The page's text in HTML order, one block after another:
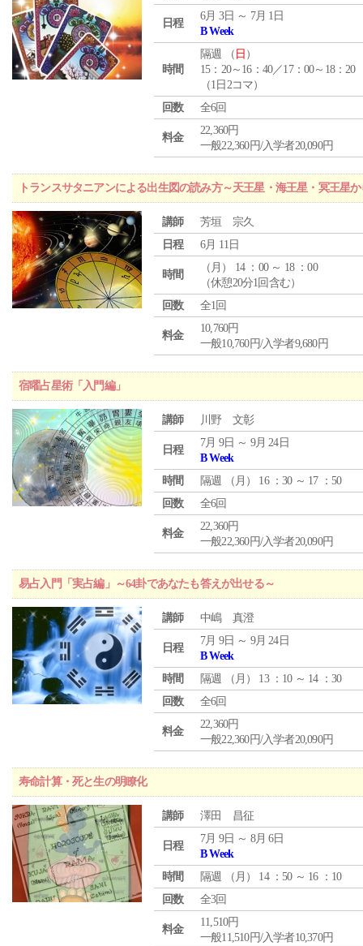
日程
6月 3日 ～ 7月 1日
B Week
時間
隔週 （ 日 ）
15：20～16：40／17：00～18：20
（1日2コマ）
回数
全6回
料金
22,360円
一般22,360円/入学者20,090円
トランスサタニアンによる出生図の読み方～天王星・海王星・冥王星
講師
芳垣 宗久
日程
6月 11日
時間
（ 月 ） 14 ：00 ～ 18 ：00
（休憩20分1回含む）
回数
全1回
料金
10,760円
一般10,760円/入学者9,680円
宿曜占星術「入門編」
講師 川野 文彰
日程
7月 9日 ～ 9月 24日
B Week
時間
隔週 （ 月 ） 16 ：30 ～ 17 ：50
回数
全6回
料金
22,360円
一般22,360円/入学者20,090円
易占入門「実占編」～64卦であなたも答えが出せる～
講師 中嶋 真澄
日程
7月 9日 ～ 9月 24日
B Week
時間
隔週 （ 月 ） 13 ：10 ～ 14 ：30
回数
全6回
料金
22,360円
一般22,360円/入学者20,090円
寿命計算・死と生の明瞭化
講師 澤田 昌征
日程
7月 9日 ～ 8月 6日
B Week
時間
隔週 （ 月 ） 14 ：50 ～ 16 ：10
回数
全3回
料金
11,510円
一般11,510円/入学者10,370円